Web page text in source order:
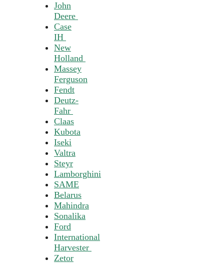
John
Deere
Case
IH
New
Holland
Massey
Ferguson
Fendt
Deutz-
Fahr
Claas
Kubota
Iseki
Valtra
Steyr
Lamborghini
SAME
Belarus
Mahindra
Sonalika
Ford
International
Harvester
Zetor